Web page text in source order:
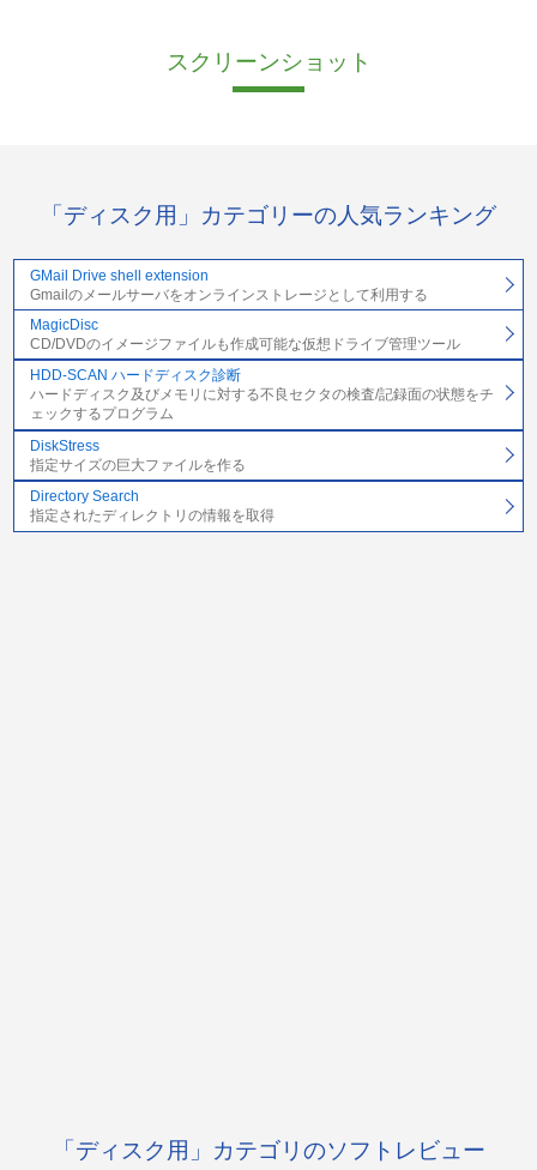
スクリーンショット
「ディスク用」カテゴリーの人気ランキング
GMail Drive shell extension
Gmailのメールサーバをオンラインストレージとして利用する
MagicDisc
CD/DVDのイメージファイルも作成可能な仮想ドライブ管理ツール
HDD-SCAN ハードディスク診断
ハードディスク及びメモリに対する不良セクタの検査/記録面の状態をチ
ェックするプログラム
DiskStress
指定サイズの巨大ファイルを作る
Directory Search
指定されたディレクトリの情報を取得
「ディスク用」カテゴリのソフトレビュー